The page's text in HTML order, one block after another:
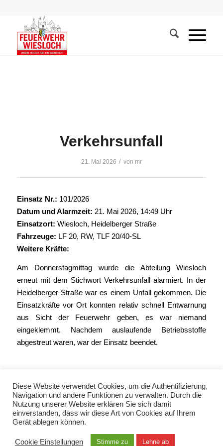
Verkehrsunfall
21. Mai 2026 / von mr
Einsatz Nr.: 101/2026
Datum und Alarmzeit: 21. Mai 2026, 14:49 Uhr
Einsatzort: Wiesloch, Heidelberger Straße
Fahrzeuge: LF 20, RW, TLF 20/40-SL
Weitere Kräfte:
Am Donnerstagmittag wurde die Abteilung Wiesloch
erneut mit dem Stichwort Verkehrsunfall alarmiert. In der
Heidelberger Straße war es einem Unfall gekommen. Die
Einsatzkräfte vor Ort konnten relativ schnell Entwarnung
aus Sicht der Feuerwehr geben, es war niemand
eingeklemmt. Nachdem auslaufende Betriebsstoffe
abgestreut waren, war der Einsatz beendet.
© Copyright 2021 - Freiwillige Feuerwehr Wiesloch -Enfold Theme by Kriesi
Diese Website verwendet Cookies, um die Authentifizierung,
Navigation und andere Funktionen zu verwalten. Durch die
Nutzung unserer Website erklären Sie sich damit
einverstanden, dass wir diese Art von Cookies auf Ihrem
Gerät ablegen können.
Cookie Einstellungen Stimme zu Lehne ab